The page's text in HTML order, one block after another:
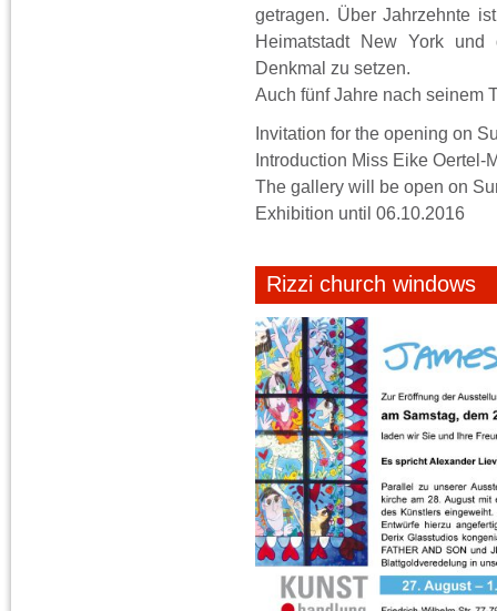
getragen. Über Jahrzehnte
Heimatstadt New York
Denkmal zu setzen.
Auch fünf Jahre nach seinem
Invitation for the opening on
Introduction Miss Eike Oertel-
The gallery will be open on
Exhibition until 06.10.2016
Rizzi church windows